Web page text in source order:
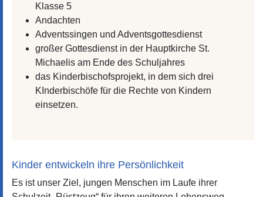
Klasse 5
Andachten
Adventssingen und Adventsgottesdienst
großer Gottesdienst in der Hauptkirche St.
Michaelis am Ende des Schuljahres
das Kinderbischofsprojekt, in dem sich drei
KInderbischöfe für die Rechte von Kindern
einsetzen.
Kinder entwickeln ihre Persönlichkeit
Es ist unser Ziel, jungen Menschen im Laufe ihrer